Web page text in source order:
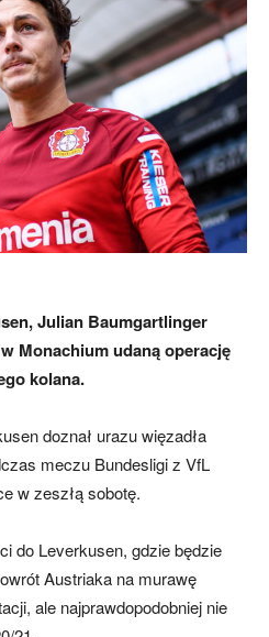
Julian Baumgartlinger
Monachium udaną operację
kolana.
doznał urazu więzadła
meczu Bundesligi z VfL
w zeszłą sobotę.
do Leverkusen, gdzie będzie
Austriaka na murawę
ale najprawdopodobniej nie